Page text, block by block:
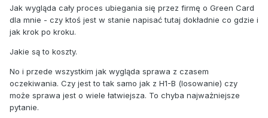
Jak wygląda cały proces ubiegania się przez firmę o Green Card
dla mnie - czy ktoś jest w stanie napisać tutaj dokładnie co gdzie i
jak krok po kroku.
Jakie są to koszty.
No i przede wszystkim jak wygląda sprawa z czasem
oczekiwania. Czy jest to tak samo jak z H1-B (losowanie) czy
może sprawa jest o wiele łatwiejsza. To chyba najważniejsze
pytanie.